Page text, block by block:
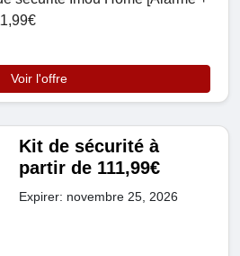
Voir l'offre
Kit de sécurité à
partir de 111,99€
Expirer: novembre 25, 2026